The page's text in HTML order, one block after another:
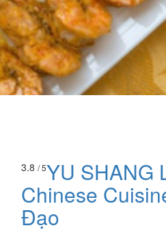
3.8 / 5YU SHANG
Chinese
Đạo